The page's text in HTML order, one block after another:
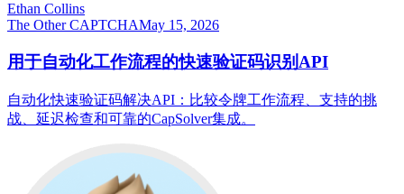
Ethan Collins
The Other CAPTCHAMay 15, 2026
用于自动化工作流程的快速验证码识别API
自动化快速验证码解决API：比较令牌工作流程、支持的挑
战、延迟检查和可靠的CapSolver集成。